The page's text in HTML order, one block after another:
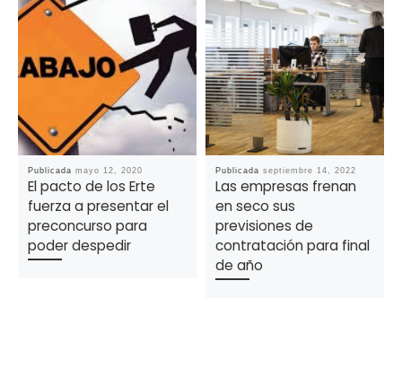
Publicada mayo 12, 2020
El pacto de los Erte
fuerza a presentar el
preconcurso para
poder despedir
Publicada septiembre 14, 2022
Las empresas frenan
en seco sus
previsiones de
contratación para final
de año